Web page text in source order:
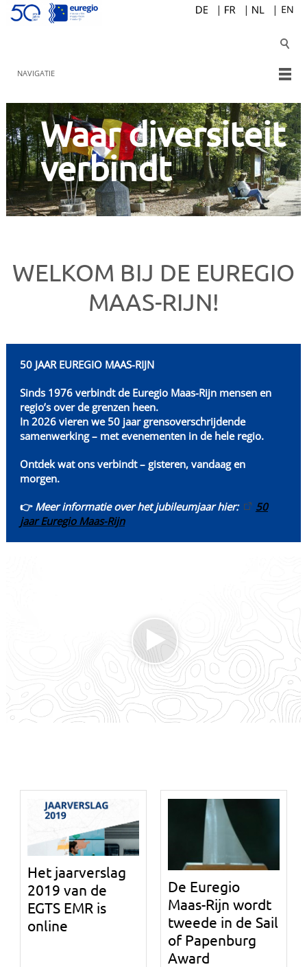
NAVIGATIE
Waar diversiteit
verbindt
WELKOM BIJ DE EUREGIO
MAAS-RIJN!
50 JAAR EUREGIO MAAS-RIJN
Sinds 1976 verbindt de Euregio Maas-Rijn mensen en
regio’s over de grenzen heen.
In 2026 vieren we 50 jaar grensoverschrijdende
samenwerking – met evenementen in de hele regio.
Ontdek wat ons verbindt – gisteren, vandaag en
morgen.
👉 Meer informatie over het jubileumjaar hier:
50
jaar Euregio Maas-Rijn
Het jaarverslag
2019 van de
EGTS EMR is
online
De Euregio
Maas-Rijn wordt
tweede in de Sail
of Papenburg
Award